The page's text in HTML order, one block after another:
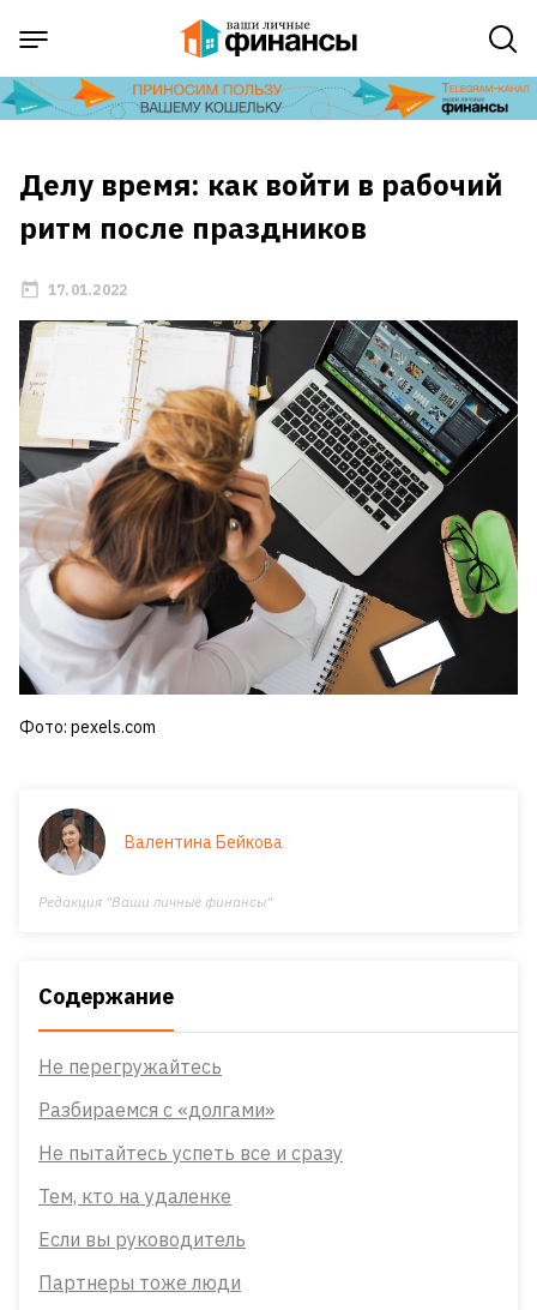
Делу время: как войти в рабочий
ритм после праздников
17.01.2022
Фото: pexels.com
Валентина Бейкова
Редакция "Ваши личные финансы"
Содержание
Не перегружайтесь
Разбираемся с «долгами»
Не пытайтесь успеть все и сразу
Тем, кто на удаленке
Если вы руководитель
Партнеры тоже люди